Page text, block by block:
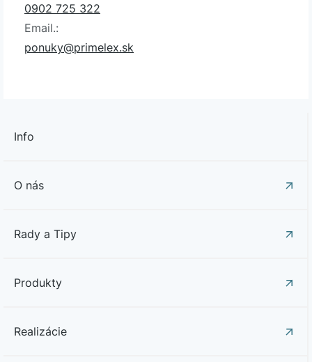
0902 725 322
Email.:
ponuky@primelex.sk
Info
O nás
Rady a Tipy
Produkty
Realizácie